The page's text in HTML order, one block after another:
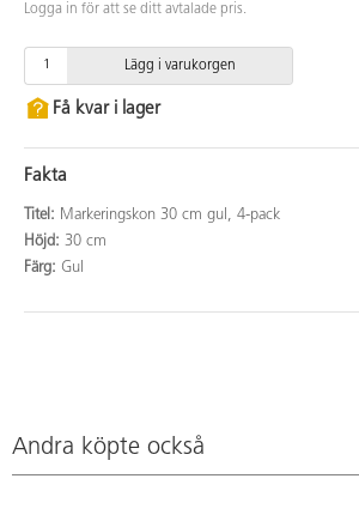
Logga in för att se ditt avtalade pris.
Lägg i varukorgen
Få kvar i lager
Fakta
Titel: Markeringskon 30 cm gul, 4-pack
Höjd: 30 cm
Färg: Gul
Andra köpte också